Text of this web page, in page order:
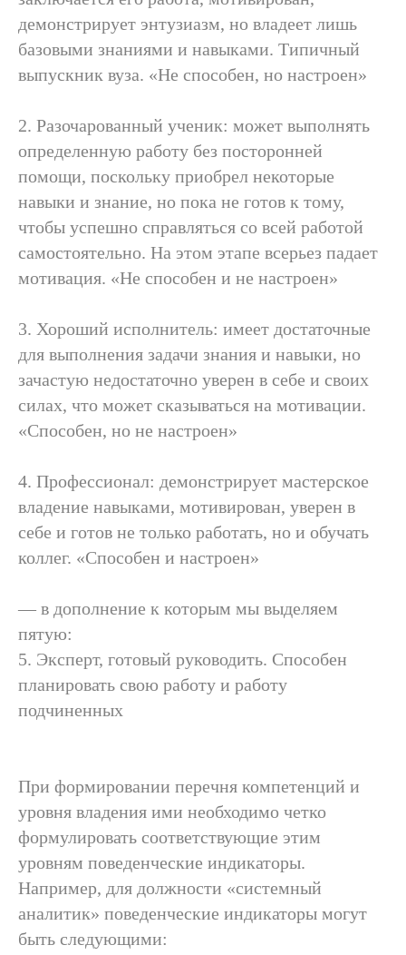
демонстрирует энтузиазм, но владеет лишь
базовыми знаниями и навыками. Типичный
выпускник вуза. «Не способен, но настроен»
2. Разочарованный ученик: может выполнять
определенную работу без посторонней
помощи, поскольку приобрел некоторые
навыки и знание, но пока не готов к тому,
чтобы успешно справляться со всей работой
самостоятельно. На этом этапе всерьез падает
мотивация. «Не способен и не настроен»
3. Хороший исполнитель: имеет достаточные
для выполнения задачи знания и навыки, но
зачастую недостаточно уверен в себе и своих
силах, что может сказываться на мотивации.
«Способен, но не настроен»
4. Профессионал: демонстрирует мастерское
владение навыками, мотивирован, уверен в
себе и готов не только работать, но и обучать
коллег. «Способен и настроен»
— в дополнение к которым мы выделяем
пятую:
5. Эксперт, готовый руководить. Способен
планировать свою работу и работу
подчиненных
При формировании перечня компетенций и
уровня владения ими необходимо четко
формулировать соответствующие этим
уровням поведенческие индикаторы.
Например, для должности «системный
аналитик» поведенческие индикаторы могут
быть следующими: